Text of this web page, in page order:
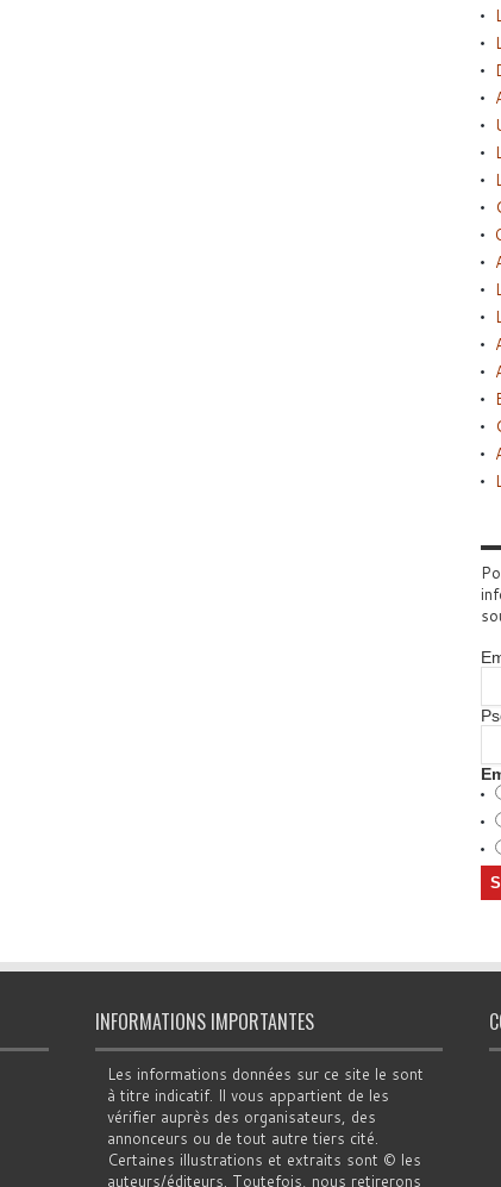
INFORMATIONS IMPORTANTES
Les informations données sur ce site le sont
à titre indicatif. Il vous appartient de les
vérifier auprès des organisateurs, des
annonceurs ou de tout autre tiers cité.
Certaines illustrations et extraits sont © les
auteurs/éditeurs. Toutefois, nous retirerons